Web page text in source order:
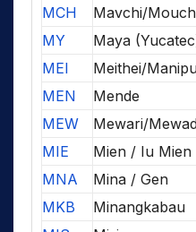
MCH
Mavchi/
MY
Maya
MEI
Meithei/
MEN
Mende
MEW
Mewari/
MIE
Mien / Iu Mien
MNA
Mina / Gen
MKB
Minangkabau